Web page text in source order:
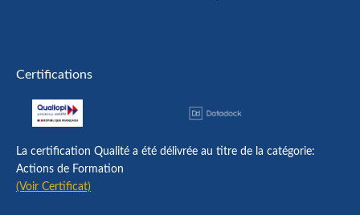
Certifications
La certification Qualité a été délivrée au titre de la catégorie:
Actions de Formation
(Voir Certificat)